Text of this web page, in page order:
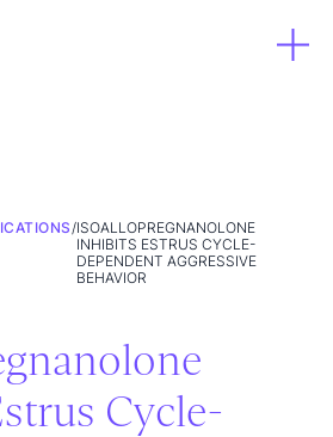
/ISOALLOPREGNANOLONE
INHIBITS ESTRUS CYCLE-
DEPENDENT AGGRESSIVE
BEHAVIOR
Cycle-